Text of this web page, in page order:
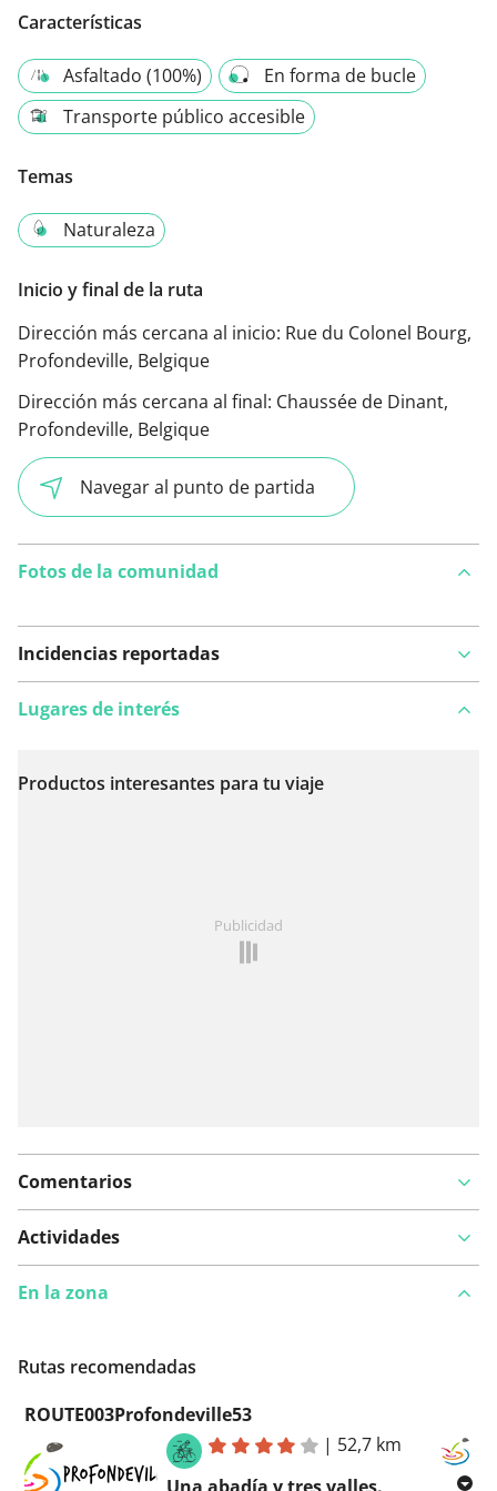
Características
Asfaltado (100%)
En forma de bucle
Transporte público accesible
Temas
Naturaleza
Inicio y final de la ruta
Dirección más cercana al inicio: Rue du Colonel Bourg,
Profondeville, Belgique
Dirección más cercana al final: Chaussée de Dinant,
Profondeville, Belgique
Navegar al punto de partida
Fotos de la comunidad
Incidencias reportadas
Ver en el mapa
Lugares de interés
Productos interesantes para tu viaje
Publicidad
Comentarios
Actividades
En la zona
Rutas recomendadas
ROUTE003Profondeville53
| 52,7 km